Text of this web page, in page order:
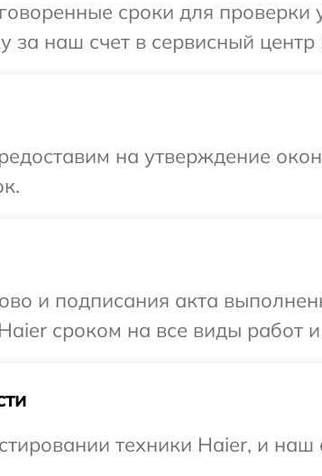
сроки для проверки
за наш счет в сервисный центр
на утверждение
и подписания акта
сроком на все виды работ и
техники Haier, и наш